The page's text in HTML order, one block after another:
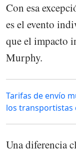
Con esa
es el evento
que el impacto
Murphy.
Tarifas de envío
los transportistas
Una diferencia